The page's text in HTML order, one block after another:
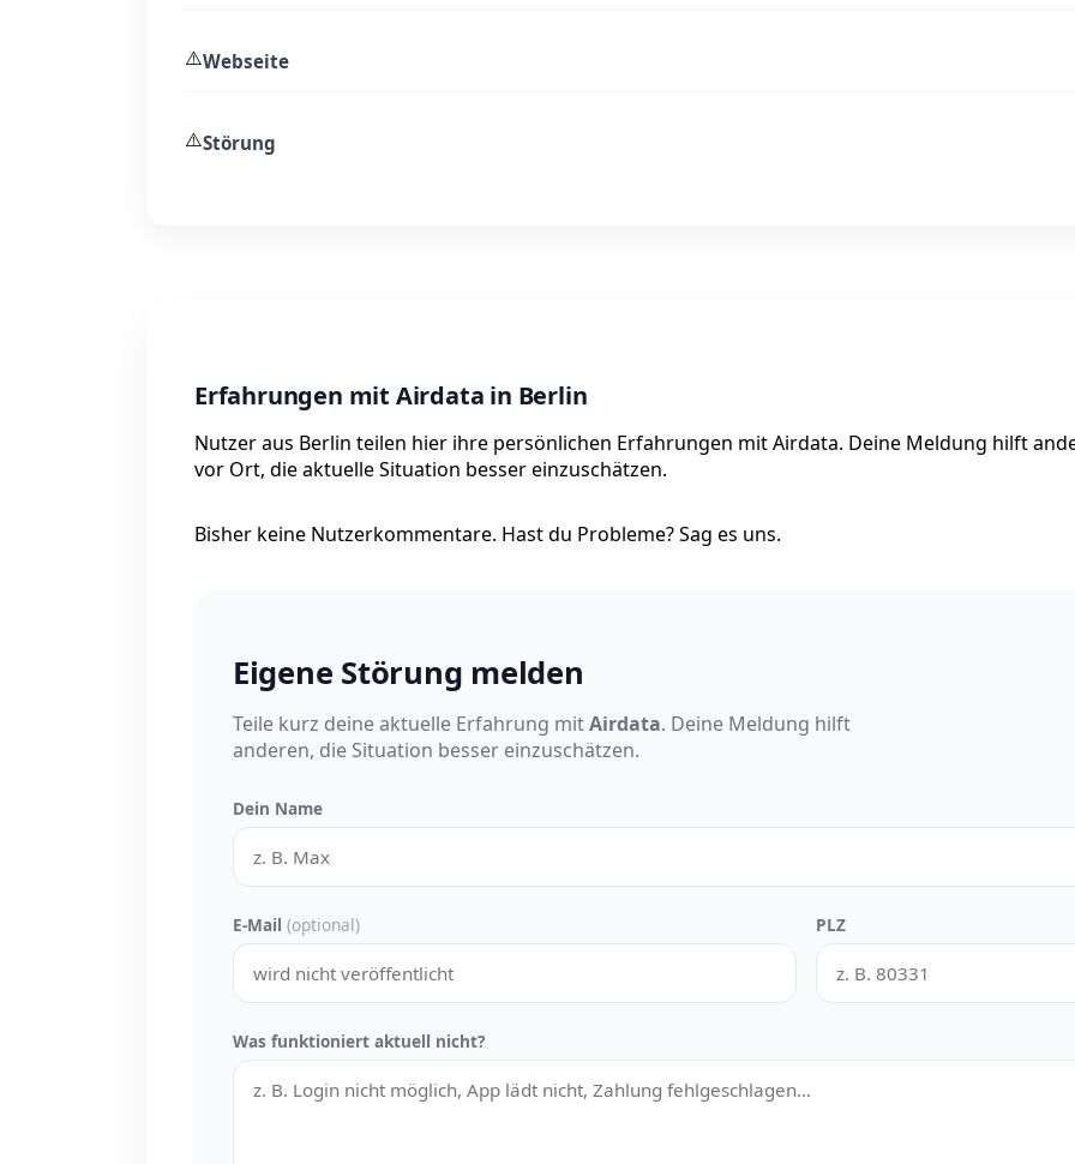
⚠️Webseite
⚠️Störung
Erfahrungen mit Airdata in Berlin
Nutzer aus Berlin teilen hier ihre persönlichen Erfahrungen mit Airdata. Deine Meldung hilft
vor Ort, die aktuelle Situation besser einzuschätzen.
Bisher keine Nutzerkommentare. Hast du Probleme? Sag es uns.
Eigene Störung melden
Teile kurz deine aktuelle Erfahrung mitAirdata. Deine Meldung hilft
anderen, die Situation besser einzuschätzen.
Dein Name
E-Mail (optional) PLZ
Was funktioniert aktuell nicht?